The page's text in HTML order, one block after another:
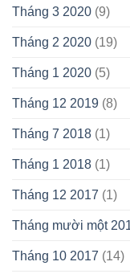
Tháng 3 2020 (9)
Tháng 2 2020 (19)
Tháng 1 2020 (5)
Tháng 12 2019 (8)
Tháng 7 2018 (1)
Tháng 1 2018 (1)
Tháng 12 2017 (1)
Tháng mười một
Tháng 10 2017 (14)